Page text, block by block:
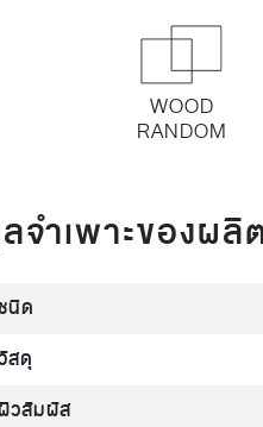
WOOD
RANDOM
จำเพาะของผ
นิด
สดุ
วสัมผัส